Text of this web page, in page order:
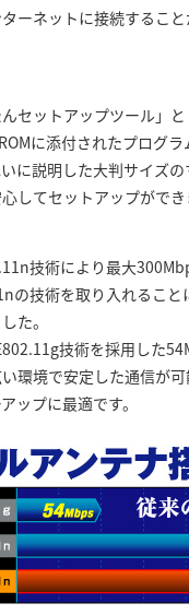
ーネットに接続すること
セットアップツール」
に添付されたプログ
に説明した大判サイズ
してセットアップができ
技術により最大
の技術を取り入れるこ
た。
技術を採用した
環境で安定した通信が
ップに最適です。